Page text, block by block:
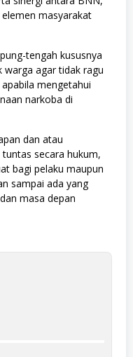
masyarakat
tengah kususnya
warga agar tidak ragu
mengetahui
narkoba di
dan atau
secara hukum,
bagi pelaku maupun
sampai ada yang
masa depan